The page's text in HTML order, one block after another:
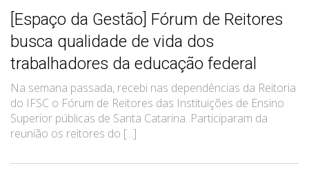
[Espaço da Gestão] Fórum de Reitores
busca qualidade de vida dos
trabalhadores da educação federal
Na semana passada, recebi nas dependências da Reitoria
do IFSC o Fórum de Reitores das Instituições de Ensino
Superior públicas de Santa Catarina. Participaram da
reunião os reitores do [...]